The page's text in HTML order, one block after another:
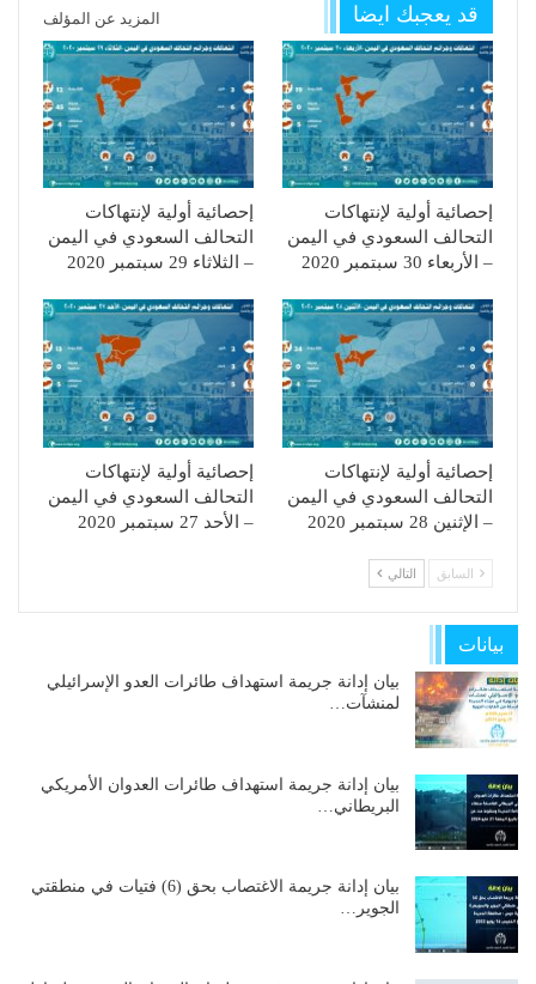
قد يعجبك ايضا المزيد عن المؤلف
إحصائية أولية لإنتهاكات
التحالف السعودي في اليمن
– الأربعاء 30 سبتمبر 2020
إحصائية أولية لإنتهاكات
التحالف السعودي في اليمن
– الثلاثاء 29 سبتمبر 2020
إحصائية أولية لإنتهاكات
التحالف السعودي في اليمن
– الإثنين 28 سبتمبر 2020
إحصائية أولية لإنتهاكات
التحالف السعودي في اليمن
– الأحد 27 سبتمبر 2020
السابق التالي
بيانات
بيان إدانة جريمة استهداف طائرات العدو الإسرائيلي
لمنشآت…
بيان إدانة جريمة استهداف طائرات العدوان الأمريكي
البريطاني…
بيان إدانة جريمة الاغتصاب بحق (6) فتيات في منطقتي
الجوير…